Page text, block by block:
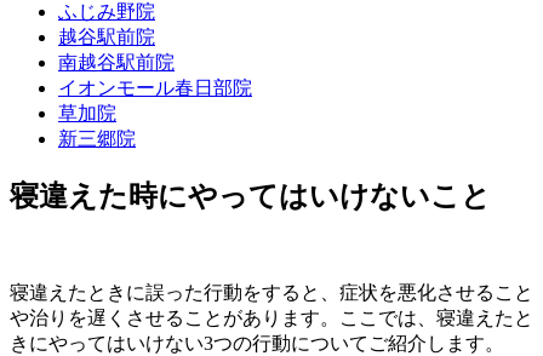
ふじみ野院
越谷駅前院
南越谷駅前院
イオンモール春日部院
草加院
新三郷院
寝違えた時にやってはいけないこと
寝違えたときに誤った行動をすると、症状を悪化させること
や治りを遅くさせることがあります。ここでは、寝違えたと
きにやってはいけない3つの行動についてご紹介します。